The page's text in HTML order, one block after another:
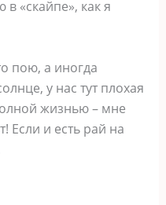
«скайпе», как я
пою, а иногда
у нас тут плохая
жизнью – мне
Если и есть рай на